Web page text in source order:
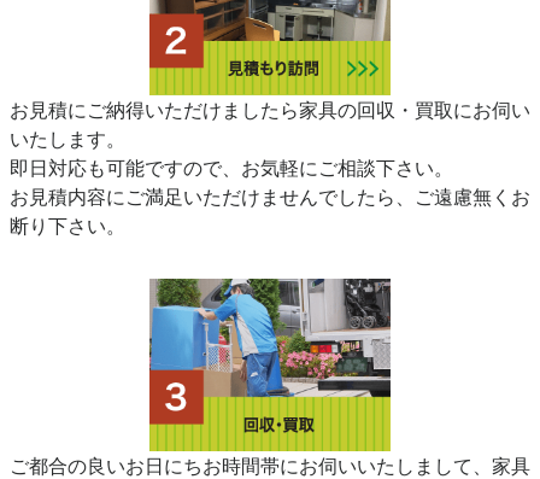
お見積にご納得いただけましたら家具の回収・買取にお伺い
いたします。
即日対応も可能ですので、お気軽にご相談下さい。
お見積内容にご満足いただけませんでしたら、ご遠慮無くお
断り下さい。
ご都合の良いお日にちお時間帯にお伺いいたしまして、家具